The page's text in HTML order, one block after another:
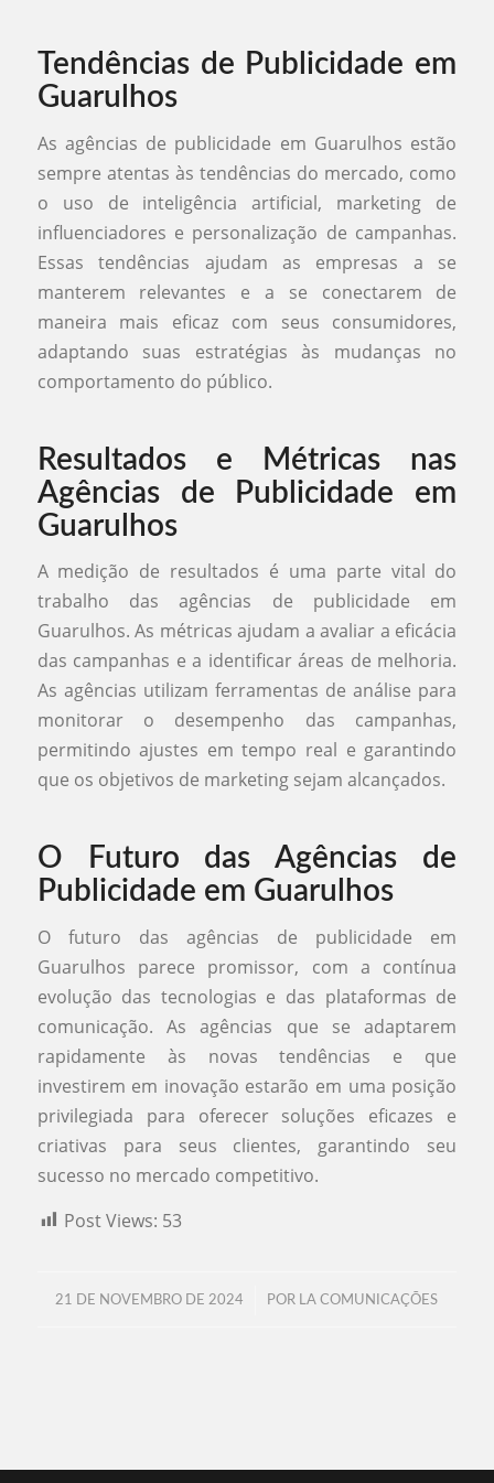
Tendências de Publicidade em
Guarulhos
As agências de publicidade em Guarulhos estão
sempre atentas às tendências do mercado, como
o uso de inteligência artificial, marketing de
influenciadores e personalização de campanhas.
Essas tendências ajudam as empresas a se
manterem relevantes e a se conectarem de
maneira mais eficaz com seus consumidores,
adaptando suas estratégias às mudanças no
comportamento do público.
Resultados e Métricas nas
Agências de Publicidade em
Guarulhos
A medição de resultados é uma parte vital do
trabalho das agências de publicidade em
Guarulhos. As métricas ajudam a avaliar a eficácia
das campanhas e a identificar áreas de melhoria.
As agências utilizam ferramentas de análise para
monitorar o desempenho das campanhas,
permitindo ajustes em tempo real e garantindo
que os objetivos de marketing sejam alcançados.
O Futuro das Agências de
Publicidade em Guarulhos
O futuro das agências de publicidade em
Guarulhos parece promissor, com a contínua
evolução das tecnologias e das plataformas de
comunicação. As agências que se adaptarem
rapidamente às novas tendências e que
investirem em inovação estarão em uma posição
privilegiada para oferecer soluções eficazes e
criativas para seus clientes, garantindo seu
sucesso no mercado competitivo.
Post Views: 53
21 DE NOVEMBRO DE 2024
/ POR LA COMUNICAÇÕES